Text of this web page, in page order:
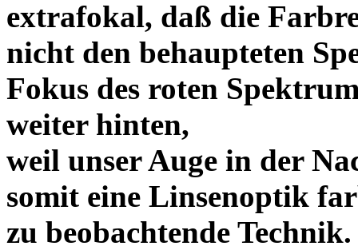
extrafokal, daß die
nicht den behaupteten
Fokus des roten
weiter hinten,
weil unser Auge in der
somit eine Linsenoptik
zu beobachtende